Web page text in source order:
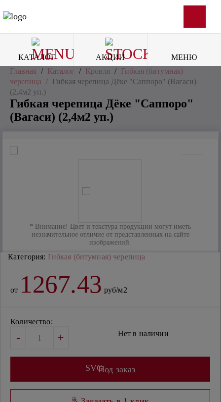
КАТАЛОГ АКЦИИ
МЕНЮ
Главная / Каталог / Кровля / Гибкая (битумная)
черепица / Гибкая черепица Дёке "Саппоро" (Вагаси)
(2,4м2 уп.)
Гибкая черепица Дёке "Саппоро"
(Вагаси) (2,4м2 уп.)
* Внимание! Цвет и текстура продукции могут иметь
незначительное отличие от представленных на сайте
изображений.
Категория: Гибкая (битумная) черепица
от 1267.43 руб/м2
Количество:
- + Нет в наличии
SVGПод заказ